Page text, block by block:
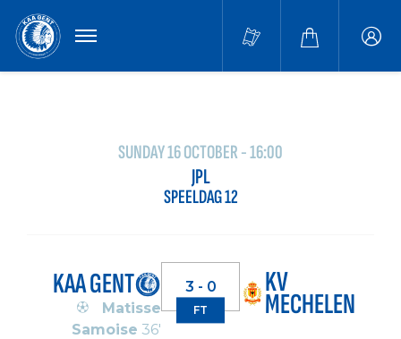
MENU
SUNDAY 16 OCTOBER - 16:00
JPL
SPEELDAG 12
KAA GENT
Matisse
Samoise 36'
3 - 0
FT
KV
MECHELEN